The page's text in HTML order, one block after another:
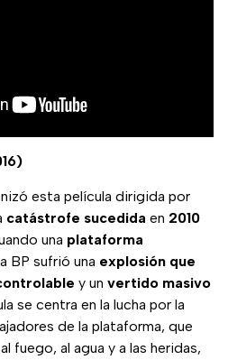
esta película dirigida por
catástrofe sucedida en 2010
una plataforma
BP sufrió una explosión que
y un vertido masivo
se centra en la lucha por la
de la plataforma, que
fuego, al agua y a las heridas,